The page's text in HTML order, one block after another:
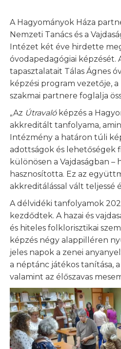
A Hagyományok Háza
Nemzeti Tanács és a
Intézet két éve hirdette
óvodapedagógiai képzését.
tapasztalatait Tálas Ágnes
képzési program vezetője,
szakmai partnere foglalja
„Az Útravalóképzés a
akkreditált tanfolyama,
Intézmény a határon túli
adottságok és lehetőségek
különösen a Vajdaságban –
hasznosította. Ez az
akkreditálással vált teljessé
A délvidéki tanfolyamok
kezdődtek. A hazai és
és hiteles folklorisztikai
képzés négy alappilléren
jeles napok a zenei
a néptánc játékos tanítása,
valamint az élőszavas